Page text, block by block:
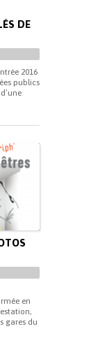
DE
2016
publics
en
gares du